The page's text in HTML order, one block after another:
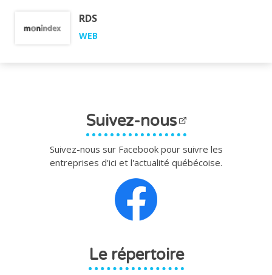
RDS
WEB
Suivez-nous
Suivez-nous sur Facebook pour suivre les
entreprises d'ici et l'actualité québécoise.
Le répertoire